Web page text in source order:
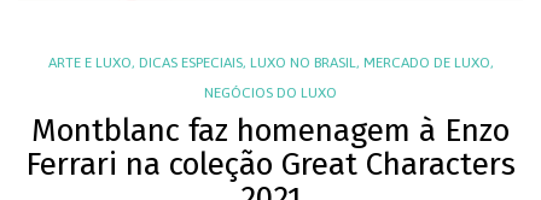
ARTE E LUXO, DICAS ESPECIAIS, LUXO NO BRASIL, MERCADO DE LUXO,
NEGÓCIOS DO LUXO
Montblanc faz homenagem à Enzo
Ferrari na coleção Great Characters